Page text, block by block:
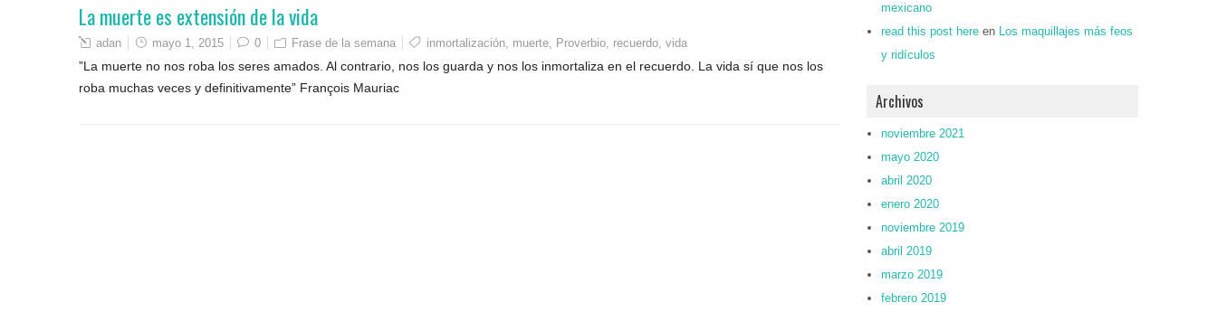
La muerte es extensión de la vida
adan mayo 1, 2015 0 Frase de la semana inmortalización muerte Proverbio recuerdo vida
”La muerte no nos roba los seres amados. Al contrario, nos los guarda y nos los inmortaliza en el recuerdo. La vida sí que nos los
roba muchas veces y definitivamente” François Mauriac
mexicano
read this post here en Los maquillajes más feos
y ridículos
Archivos
noviembre 2021
mayo 2020
abril 2020
enero 2020
noviembre 2019
abril 2019
marzo 2019
febrero 2019